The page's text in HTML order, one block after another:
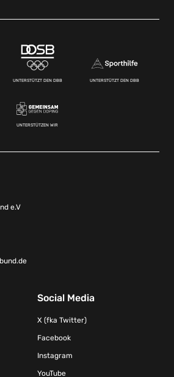
UNTERSTÜTZT DEN DBB UNTERSTÜTZT DEN DBB
UNTERSTÜTZEN WIR
e.V
Social Media
X (fka Twitter)
Facebook
Instagram
YouTube